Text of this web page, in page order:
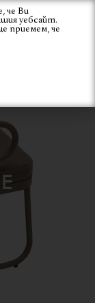
че Ви
уебсайт.
приемем, че